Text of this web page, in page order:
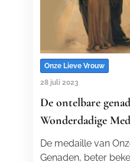
Onze Lieve Vrouw
28 juli 2023
De ontelbare
Wonderdadige
De medaille van
Genaden, beter